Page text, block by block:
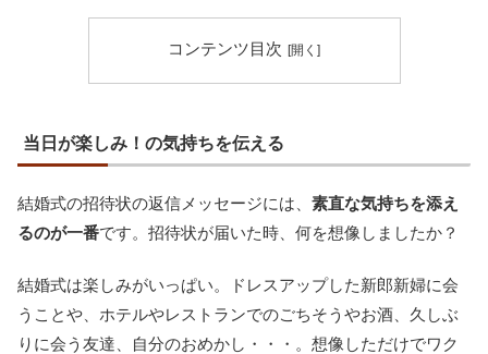
コンテンツ目次
当日が楽しみ！の気持ちを伝える
結婚式の招待状の返信メッセージには、 素直な気持ちを添え
るのが一番です。招待状が届いた時、何を想像しましたか？
結婚式は楽しみがいっぱい。ドレスアップした新郎新婦に会
うことや、ホテルやレストランでのごちそうやお酒、久しぶ
りに会う友達、自分のおめかし・・・。想像しただけでワク